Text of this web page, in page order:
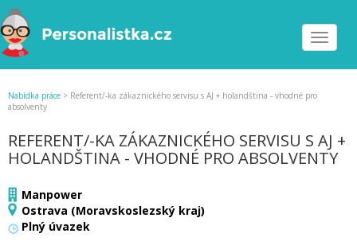
Toggle
Nabídka práce > Referent/-ka zákaznického servisu s AJ + holandština - vhodné pro
absolventy
REFERENT/-KA ZÁKAZNICKÉHO SERVISU S AJ +
HOLANDŠTINA - VHODNÉ PRO ABSOLVENTY
Manpower
Ostrava (Moravskoslezský kraj)
Plný úvazek